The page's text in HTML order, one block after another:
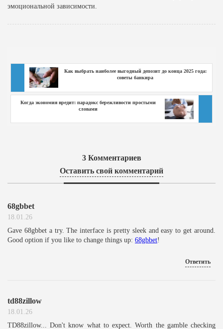
эмоциональной зависимости.
Как выбрать наиболее выгодный депозит до конца 2025 года:
советы банкира
Когда экономия вредит: парадокс бережливости простыми
словами
3Комментариев
Оставить свой комментарий
68gbbet
18.01.26
Gave 68gbbet a try. The interface is pretty sleek and easy to get around.
Good option if you like to change things up: 68gbbet!
Ответить
td88zillow
18.01.26
TD88zillow... Don't know what to expect. Worth the gamble checking